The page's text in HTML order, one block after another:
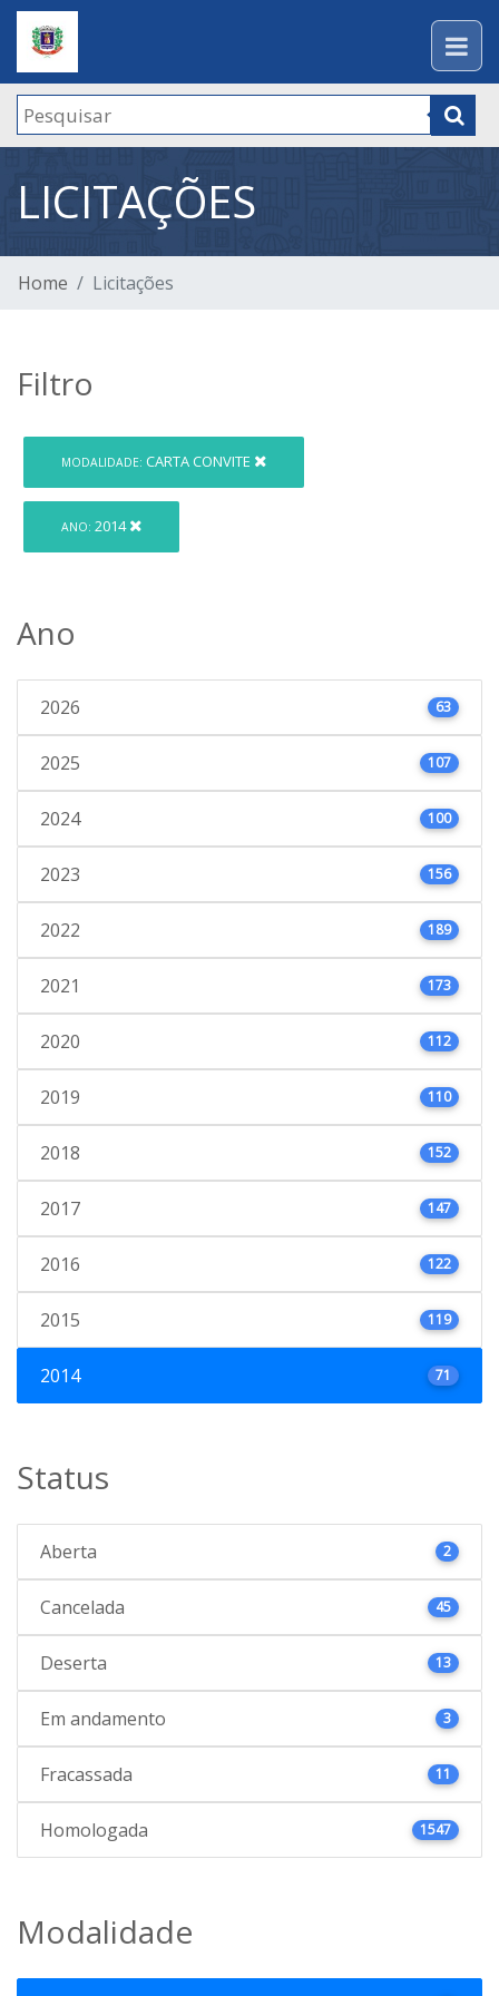
LICITAÇÕES
Home Licitações
Filtro
MODALIDADE: CARTA CONVITE
ANO: 2014
Ano
2026 63
2025 107
2024 100
2023 156
2022 189
2021 173
2020 112
2019 110
2018 152
2017 147
2016 122
2015 119
2014 71
Status
Aberta 2
Cancelada 45
Deserta 13
Em andamento 3
Fracassada 11
Homologada 1547
Modalidade